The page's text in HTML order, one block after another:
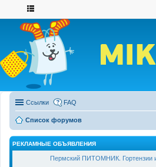
Ссылки FAQ
Список форумов
РЕКЛАМНЫЕ ОБЪЯВЛЕНИЯ
Пермский ПИТОМНИК. Гортензии